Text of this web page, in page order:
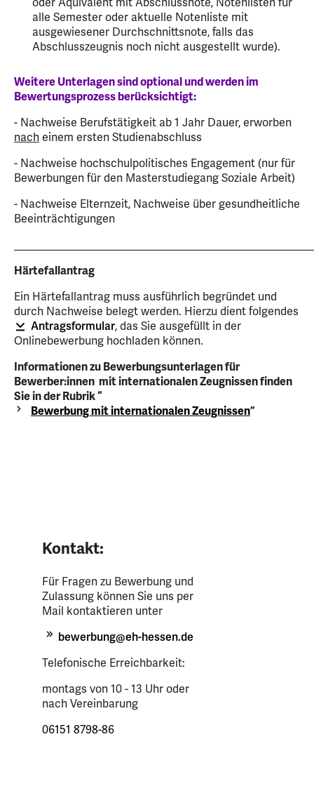
alle Semester oder aktuelle Notenliste mit
ausgewiesener Durchschnittsnote, falls das
Abschlusszeugnis noch nicht ausgestellt wurde).
Weitere Unterlagen sind optional und werden im
Bewertungsprozess berücksichtigt:
- Nachweise Berufstätigkeit ab 1 Jahr Dauer, erworben
nach einem ersten Studienabschluss
- Nachweise hochschulpolitisches Engagement (nur für
Bewerbungen für den Masterstudiegang Soziale Arbeit)
- Nachweise Elternzeit, Nachweise über gesundheitliche
Beeinträchtigungen
Härtefallantrag
Ein Härtefallantrag muss ausführlich begründet und
durch Nachweise belegt werden. Hierzu dient folgendes
Antragsformular, das Sie ausgefüllt in der
Onlinebewerbung hochladen können.
Informationen zu Bewerbungsunterlagen für
Bewerber:innen mit internationalen Zeugnissen finden
Sie in der Rubrik “
Bewerbung mit internationalen Zeugnissen”
Kontakt:
Für Fragen zu Bewerbung und
Zulassung können Sie uns per
Mail kontaktieren unter
bewerbung@eh-hessen.de
Telefonische Erreichbarkeit:
montags von 10 - 13 Uhr oder
nach Vereinbarung
06151 8798-86